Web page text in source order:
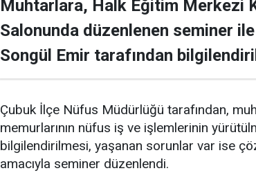
Muhtarlara, Halk Eğitim Merkezi
Salonunda düzenlenen seminer
Songül Emir tarafından
Çubuk İlçe Nüfus Müdürlüğü tarafından,
memurlarının nüfus iş ve işlemlerinin
bilgilendirilmesi, yaşanan sorunlar var ise
amacıyla seminer düzenlendi.